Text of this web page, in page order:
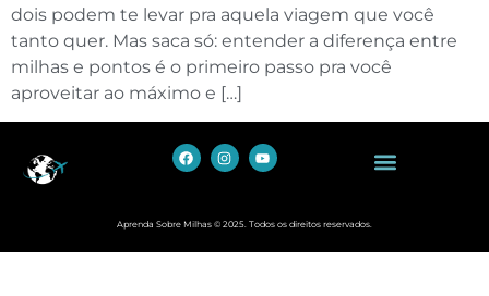
dois podem te levar pra aquela viagem que você
tanto quer. Mas saca só: entender a diferença entre
milhas e pontos é o primeiro passo pra você
aproveitar ao máximo e […]
Aprenda Sobre Milhas © 2025. Todos os direitos reservados.